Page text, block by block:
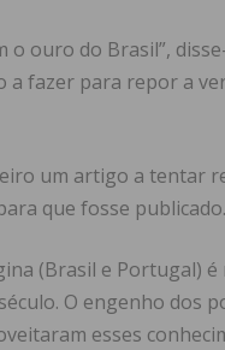
ouro do Brasil”,
a fazer para repor a
um artigo a tentar
que fosse
(Brasil e Portugal)
O engenho
esses